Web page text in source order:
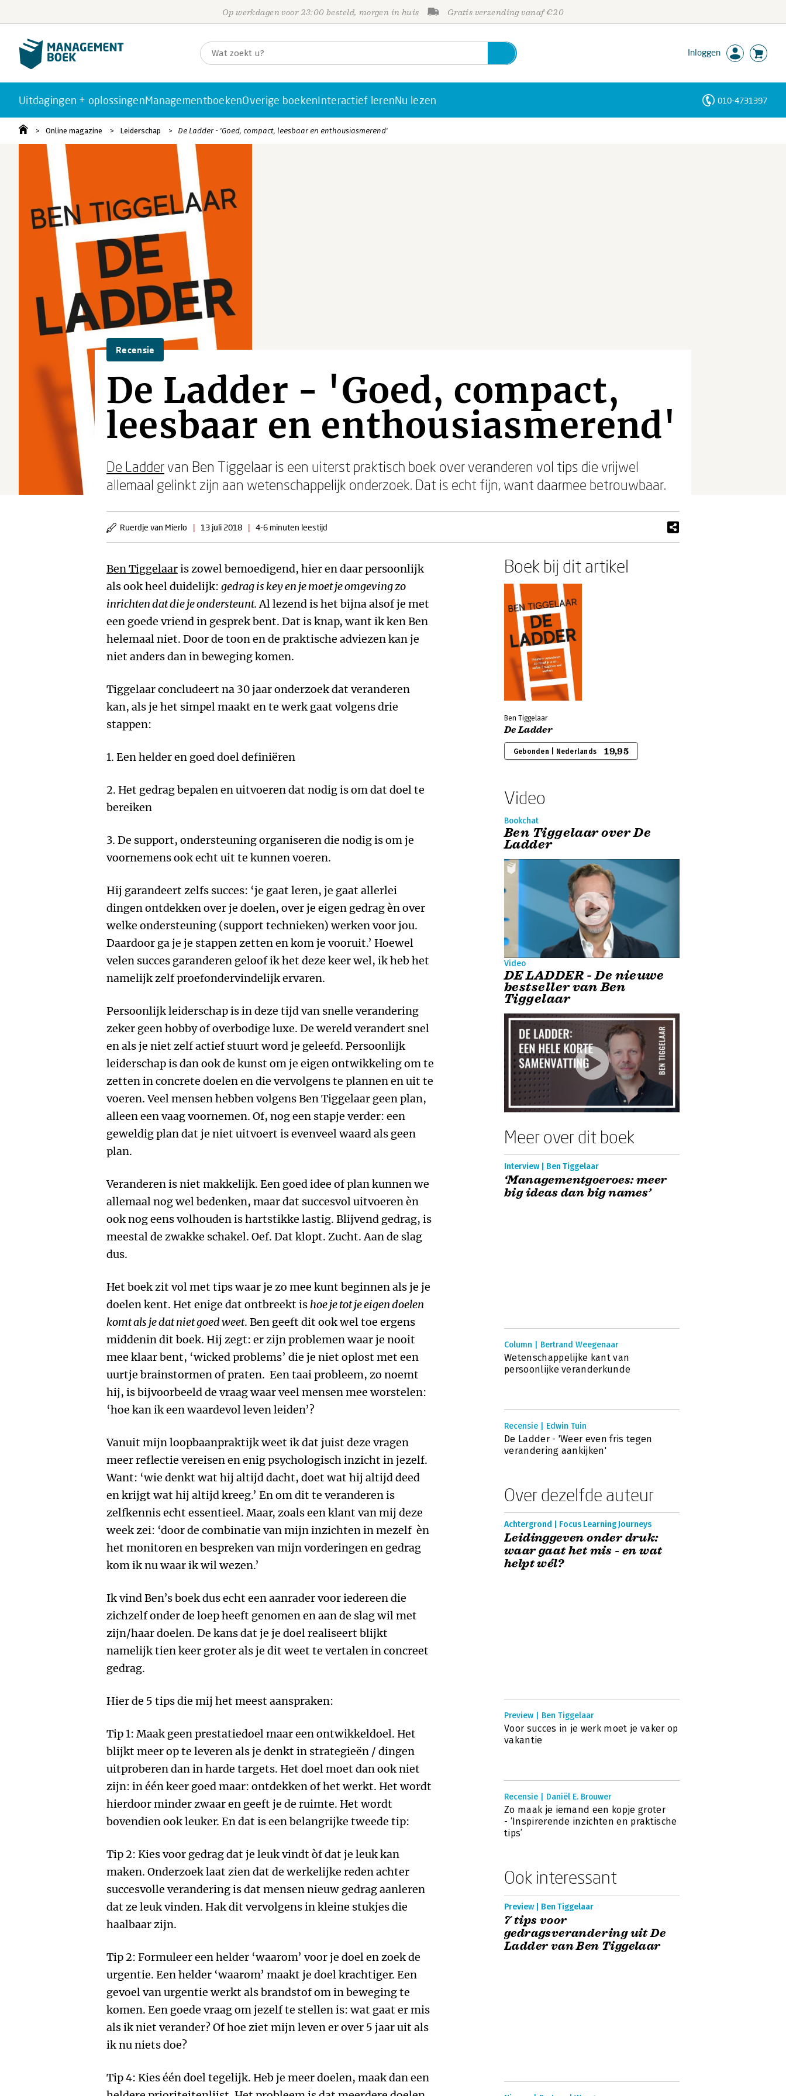
Op werkdagen voor 23:00 besteld, morgen in huis Gratis verzending vanaf €20
Inloggen
Uitdagingen + oplossingenManagementboekenOverige boekenInteractief lerenNu lezen 010-4731397
Online magazine Leiderschap De Ladder - 'Goed, compact, leesbaar en enthousiasmerend'
Recensie
De Ladder - 'Goed, compact,
leesbaar en enthousiasmerend'
De Ladder van Ben Tiggelaar is een uiterst praktisch boek over veranderen vol tips die vrijwel
allemaal gelinkt zijn aan wetenschappelijk onderzoek. Dat is echt fijn, want daarmee betrouwbaar.
Ruerdje van Mierlo | 13 juli 2018 | 4-6 minuten leestijd
Ben Tiggelaaris zowel bemoedigend, hier en daar persoonlijk
als ook heel duidelijk: gedrag is key en je moet je omgeving zo
inrichten dat die je ondersteunt.Al lezend is het bijna alsof je met
een goede vriend in gesprek bent. Dat is knap, want ik ken Ben
helemaal niet. Door de toon en de praktische adviezen kan je
niet anders dan in beweging komen.
Tiggelaar concludeert na 30 jaar onderzoek dat veranderen
kan, als je het simpel maakt en te werk gaat volgens drie
stappen:
1. Een helder en goed doel definiëren
2. Het gedrag bepalen en uitvoeren dat nodig is om dat doel te
bereiken
3. De support, ondersteuning organiseren die nodig is om je
voornemens ook echt uit te kunnen voeren.
Hij garandeert zelfs succes: ‘je gaat leren, je gaat allerlei
dingen ontdekken over je doelen, over je eigen gedrag èn over
welke ondersteuning (support technieken) werken voor jou.
Daardoor ga je je stappen zetten en kom je vooruit.’ Hoewel
velen succes garanderen geloof ik het deze keer wel, ik heb het
namelijk zelf proefondervindelijk ervaren.
Persoonlijk leiderschap is in deze tijd van snelle verandering
zeker geen hobby of overbodige luxe. De wereld verandert snel
en als je niet zelf actief stuurt word je geleefd. Persoonlijk
leiderschap is dan ook de kunst om je eigen ontwikkeling om te
zetten in concrete doelen en die vervolgens te plannen en uit te
voeren. Veel mensen hebben volgens Ben Tiggelaar geen plan,
alleen een vaag voornemen. Of, nog een stapje verder: een
geweldig plan dat je niet uitvoert is evenveel waard als geen
plan.
Veranderen is niet makkelijk. Een goed idee of plan kunnen we
allemaal nog wel bedenken, maar dat succesvol uitvoeren èn
ook nog eens volhouden is hartstikke lastig. Blijvend gedrag, is
meestal de zwakke schakel. Oef. Dat klopt. Zucht. Aan de slag
dus.
Het boek zit vol met tips waar je zo mee kunt beginnen als je je
doelen kent. Het enige dat ontbreekt is hoe je tot je eigen doelen
komt als je dat niet goed weet. Ben geeft dit ook wel toe ergens
middenin dit boek. Hij zegt: er zijn problemen waar je nooit
mee klaar bent, ‘wicked problems’ die je niet oplost met een
uurtje brainstormen of praten. Een taai probleem, zo noemt
hij, is bijvoorbeeld de vraag waar veel mensen mee worstelen:
‘hoe kan ik een waardevol leven leiden’?
Vanuit mijn loopbaanpraktijk weet ik dat juist deze vragen
meer reflectie vereisen en enig psychologisch inzicht in jezelf.
Want: ‘wie denkt wat hij altijd dacht, doet wat hij altijd deed
en krijgt wat hij altijd kreeg.’ En om dit te veranderen is
zelfkennis echt essentieel. Maar, zoals een klant van mij deze
week zei: ‘door de combinatie van mijn inzichten in mezelf èn
het monitoren en bespreken van mijn vorderingen en gedrag
kom ik nu waar ik wil wezen.’
Ik vind Ben’s boek dus echt een aanrader voor iedereen die
zichzelf onder de loep heeft genomen en aan de slag wil met
zijn/haar doelen. De kans dat je je doel realiseert blijkt
namelijk tien keer groter als je dit weet te vertalen in concreet
gedrag.
Hier de 5 tips die mij het meest aanspraken:
Tip 1: Maak geen prestatiedoel maar een ontwikkeldoel. Het
blijkt meer op te leveren als je denkt in strategieën / dingen
uitproberen dan in harde targets. Het doel moet dan ook niet
zijn: in één keer goed maar: ontdekken of het werkt. Het wordt
hierdoor minder zwaar en geeft je de ruimte. Het wordt
bovendien ook leuker. En dat is een belangrijke tweede tip:
Tip 2: Kies voor gedrag dat je leuk vindt òf dat je leuk kan
maken. Onderzoek laat zien dat de werkelijke reden achter
succesvolle verandering is dat mensen nieuw gedrag aanleren
dat ze leuk vinden. Hak dit vervolgens in kleine stukjes die
haalbaar zijn.
Tip 2: Formuleer een helder ‘waarom’ voor je doel en zoek de
urgentie. Een helder ‘waarom’ maakt je doel krachtiger. Een
gevoel van urgentie werkt als brandstof om in beweging te
komen. Een goede vraag om jezelf te stellen is: wat gaat er mis
als ik niet verander? Of hoe ziet mijn leven er over 5 jaar uit als
ik nu niets doe?
Tip 4: Kies één doel tegelijk. Heb je meer doelen, maak dan een
Boek bij dit artikel
Ben Tiggelaar
De Ladder
Gebonden | Nederlands 19,95
Video
Bookchat
Ben Tiggelaar over De
Ladder
Video
DE LADDER - De nieuwe
bestseller van Ben
Tiggelaar
Meer over dit boek
Interview | Ben Tiggelaar
‘Managementgoeroes: meer
big ideas dan big names’
Column | Bertrand Weegenaar
Wetenschappelijke kant van
persoonlijke veranderkunde
Recensie | Edwin Tuin
De Ladder - 'Weer even fris tegen
verandering aankijken'
Over dezelfde auteur
Achtergrond | Focus Learning Journeys
Leidinggeven onder druk:
waar gaat het mis - en wat
helpt wél?
Preview | Ben Tiggelaar
Voor succes in je werk moet je vaker op
vakantie
Recensie | Daniël E. Brouwer
Zo maak je iemand een kopje groter
- ‘Inspirerende inzichten en praktische
tips’
Ook interessant
Preview | Ben Tiggelaar
7 tips voor
gedragsverandering uit De
Ladder van Ben Tiggelaar
Personen